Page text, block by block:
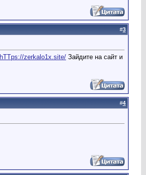
#3
hTTps://zerkalo1x.site/ Зайдите на сайт и
#4